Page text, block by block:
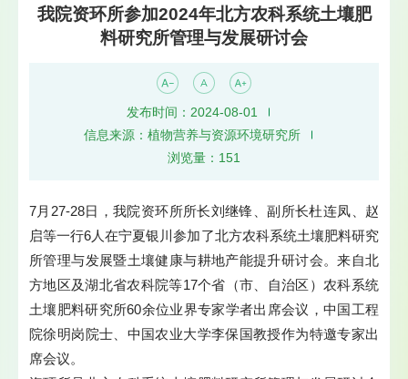
我院资环所参加2024年北方农科系统土壤肥
料研究所管理与发展研讨会
发布时间：2024-08-01
信息来源：植物营养与资源环境研究所
浏览量： 151
7月27-28日，我院资环所所长刘继锋、副所长杜连凤、赵
启等一行6人在宁夏银川参加了北方农科系统土壤肥料研究
所管理与发展暨土壤健康与耕地产能提升研讨会。来自北
方地区及湖北省农科院等17个省（市、自治区）农科系统
土壤肥料研究所60余位业界专家学者出席会议，中国工程
院徐明岗院士、中国农业大学李保国教授作为特邀专家出
席会议。